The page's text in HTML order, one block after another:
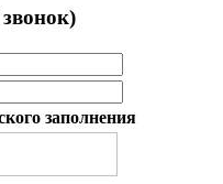
заполнения